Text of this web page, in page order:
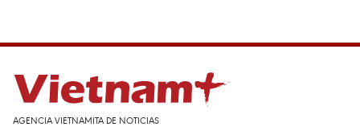
AGENCIA VIETNAMITA DE NOTICIAS